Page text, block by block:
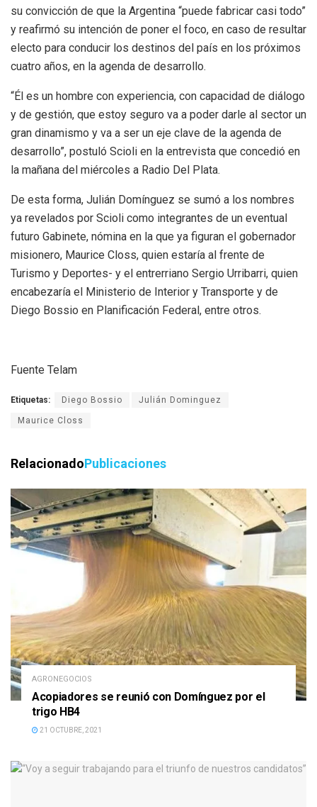
su convicción de que la Argentina “puede fabricar casi todo”
y reafirmó su intención de poner el foco, en caso de resultar
electo para conducir los destinos del país en los próximos
cuatro años, en la agenda de desarrollo.
“Él es un hombre con experiencia, con capacidad de diálogo
y de gestión, que estoy seguro va a poder darle al sector un
gran dinamismo y va a ser un eje clave de la agenda de
desarrollo”, postuló Scioli en la entrevista que concedió en
la mañana del miércoles a Radio Del Plata.
De esta forma, Julián Domínguez se sumó a los nombres
ya revelados por Scioli como integrantes de un eventual
futuro Gabinete, nómina en la que ya figuran el gobernador
misionero, Maurice Closs, quien estaría al frente de
Turismo y Deportes- y el entrerriano Sergio Urribarri, quien
encabezaría el Ministerio de Interior y Transporte y de
Diego Bossio en Planificación Federal, entre otros.
Fuente Telam
Etiquetas: Diego Bossio Julián Dominguez
Maurice Closs
RelacionadoPublicaciones
AGRONEGOCIOS
Acopiadores se reunió con Domínguez por el
trigo HB4
21 OCTUBRE, 2021